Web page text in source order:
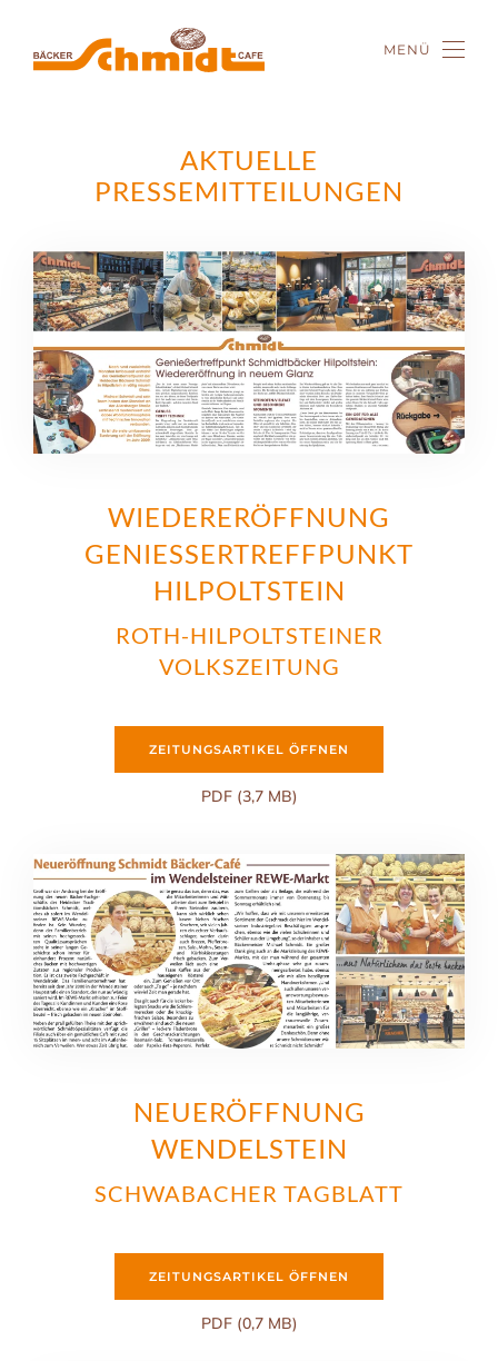
Zum Hauptinhalt springen
MENÜ
AKTUELLE
PRESSEMITTEILUNGEN
WIEDERERÖFFNUNG
GENIESSERTREFFPUNKT H
ILPOLTSTEIN
ROTH-HILPOLTSTEINER
VOLKSZEITUNG
ZEITUNGSARTIKEL ÖFFNEN
PDF (3,7 MB)
NEUERÖFFNUNG
WENDELSTEIN
SCHWABACHER TAGBLATT
ZEITUNGSARTIKEL ÖFFNEN
PDF (0,7 MB)